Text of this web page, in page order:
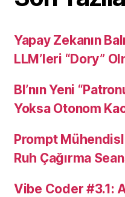
Yapay Zekanın
LLM’leri “Dory”
BI’nın Yeni
Yoksa Otonom
Prompt
Ruh Çağırma
Vibe Coder #3.1: